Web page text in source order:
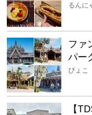
るんに
ファ
パー
ぴょこ
【